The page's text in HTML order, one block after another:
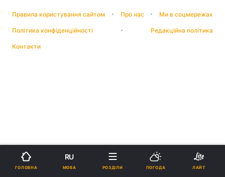
Правила користування сайтом Про нас Ми в соцмережах
Політика конфіденційності Редакційна політика
Контакти
ГОЛОВНА
RU
МОВА РОЗДІЛИ ПОГОДА ЛАЙТ